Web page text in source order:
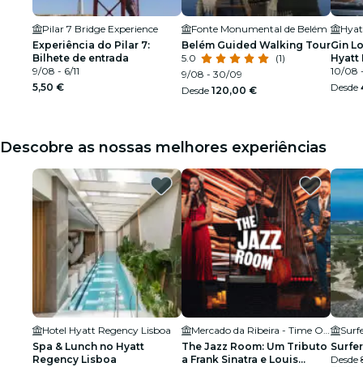
Pilar 7 Bridge Experience
Experiência do Pilar 7:
Bilhete de entrada
9/08 - 6/11
5,50 €
Fonte Monumental de Belém
Belém Guided Walking Tour
5.0
(1)
9/08 - 30/09
Desde 120,00 €
Gin
Hyatt
10/08
Desde
Descobre as nossas melhores experiências
Hotel Hyatt Regency Lisboa
Spa & Lunch no Hyatt
Regency Lisboa
Mercado da Ribeira - Time Out Market
The Jazz Room: Um Tributo
a Frank Sinatra e Louis
Desde